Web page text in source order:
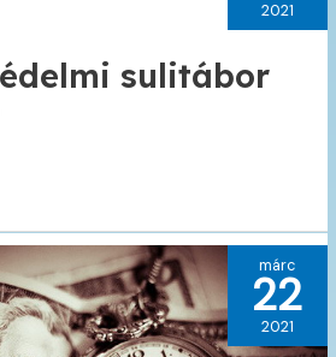
sulitábor
2021
márc
22
2021